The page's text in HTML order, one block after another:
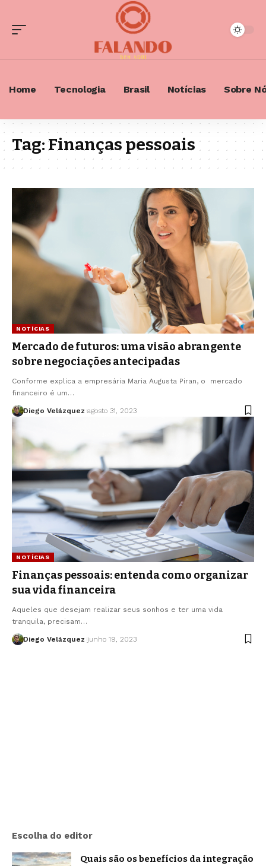
Home Tecnologia Brasil Notícias Sobre
Tag:Finanças pessoais
NOTÍCIAS
Mercado de futuros: uma visão abrangente
sobre negociações antecipadas
Conforme explica a empresária Maria Augusta Piran, o mercado
financeiro é um…
Diego Velázquez agosto 31, 2023
NOTÍCIAS
Finanças pessoais: entenda como organizar
sua vida financeira
Aqueles que desejam realizar seus sonhos e ter uma vida
tranquila, precisam…
Diego Velázquez junho 19, 2023
Escolha do editor
Quais são os benefícios da integração